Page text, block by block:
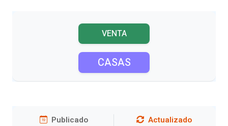
VENTA
CASAS
Publicado Actualizado